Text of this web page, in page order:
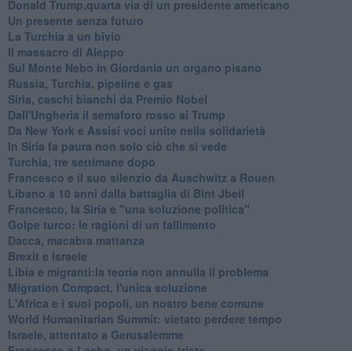
Donald Trump,quarta via di un presidente americano
Un presente senza futuro
La Turchia a un bivio
Il massacro di Aleppo
Sul Monte Nebo in Giordania un organo pisano
Russia, Turchia, pipeline e gas
Siria, caschi bianchi da Premio Nobel
Dall'Ungheria il semaforo rosso ai Trump
Da New York e Assisi voci unite nella solidarietà
In Siria fa paura non solo ciò che si vede
Turchia, tre settimane dopo
Francesco e il suo silenzio da Auschwitz a Rouen
Libano a 10 anni dalla battaglia di Bint Jbeil
Francesco, la Siria e "una soluzione politica"
Golpe turco: le ragioni di un fallimento
Dacca, macabra mattanza
Brexit e Israele
Libia e migranti:la teoria non annulla il problema
Migration Compact, l'unica soluzione
L'Africa e i suoi popoli, un nostro bene comune
World Humanitarian Summit: vietato perdere tempo
Israele, attentato a Gerusalemme